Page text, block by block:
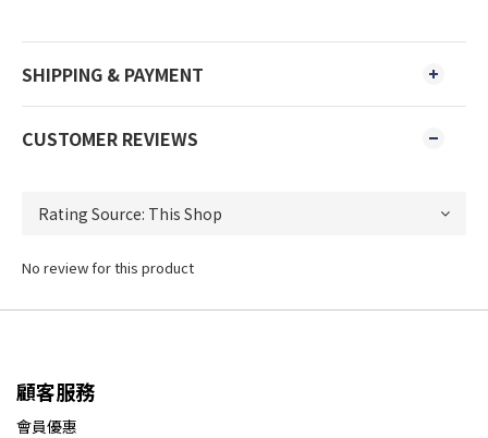
SHIPPING & PAYMENT
CUSTOMER REVIEWS
No review for this product
顧客服務
會員優惠